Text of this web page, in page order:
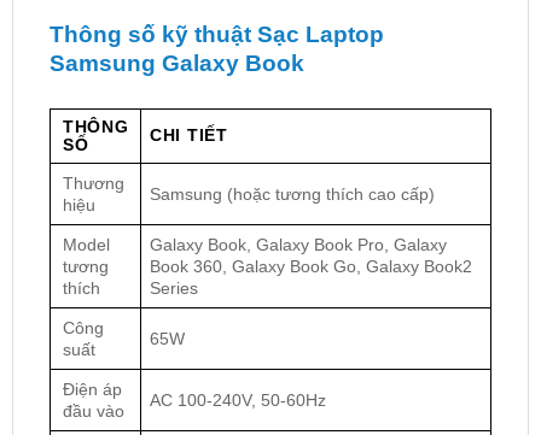
Thông số kỹ thuật Sạc Laptop
Samsung Galaxy Book
THÔNG
SỐ
CHI TIẾT
Thương
hiệu
Samsung (hoặc tương thích cao cấp)
Model
tương
thích
Galaxy Book, Galaxy Book Pro, Galaxy
Book 360, Galaxy Book Go, Galaxy Book2
Series
Công
suất
65W
Điện áp
đầu vào
AC 100-240V, 50-60Hz